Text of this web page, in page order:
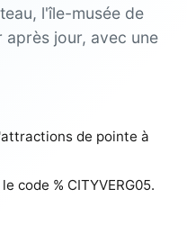
l'île-musée de
jour, avec une
de pointe à
code % CITYVERG05.